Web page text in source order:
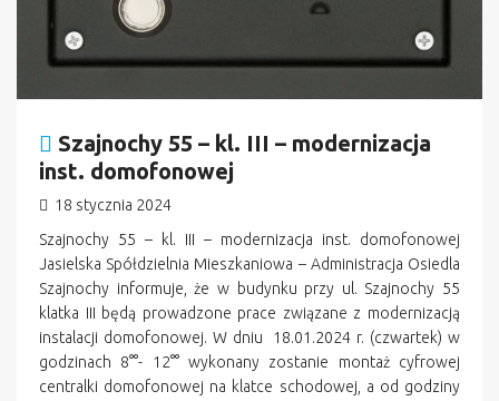
Szajnochy 55 – kl. III – modernizacja
inst. domofonowej
18 stycznia 2024
Szajnochy 55 – kl. III – modernizacja inst. domofonowej
Jasielska Spółdzielnia Mieszkaniowa – Administracja Osiedla
Szajnochy informuje, że w budynku przy ul. Szajnochy 55
klatka III będą prowadzone prace związane z modernizacją
instalacji domofonowej. W dniu 18.01.2024 r. (czwartek) w
godzinach 8°°- 12°° wykonany zostanie montaż cyfrowej
centralki domofonowej na klatce schodowej, a od godziny